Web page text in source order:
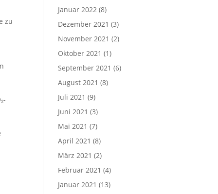
zu
Januar 2022 (8)
Dezember 2021 (3)
November 2021 (2)
Oktober 2021 (1)
September 2021 (6)
August 2021 (8)
Juli 2021 (9)
Juni 2021 (3)
Mai 2021 (7)
April 2021 (8)
März 2021 (2)
Februar 2021 (4)
Januar 2021 (13)